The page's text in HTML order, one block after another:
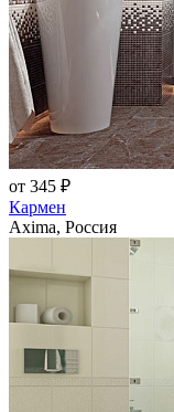
от 345 ₽
Кармен
Axima, Россия